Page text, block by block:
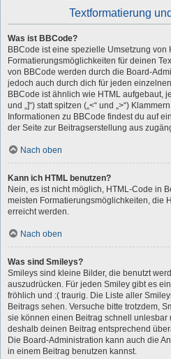
Textformatierung
Was ist BBCode?
BBCode ist eine spezielle Umsetzung von
Formatierungsmöglichkeiten für deinen
von BBCode werden durch die Board-
jedoch auch durch dich für jeden
BBCode ist ähnlich wie HTML aufgebaut,
und „]“) statt spitzen („<“ und „>“)
Informationen zu BBCode findest du auf
der Seite zur Beitragserstellung aus
Nach oben
Kann ich HTML benutzen?
Nein, es ist nicht möglich, HTML-Code in
meisten Formatierungsmöglichkeiten, die
erreicht werden.
Nach oben
Was sind Smileys?
Smileys sind kleine Bilder, die benutzt
auszudrücken. Für jeden Smiley gibt es
fröhlich und :( traurig. Die Liste aller
Beitrags sehen. Versuche bitte trotzdem,
sie können einen Beitrag schnell
deshalb deinen Beitrag entsprechend
Die Board-Administration kann auch die
in einem Beitrag benutzen kannst.